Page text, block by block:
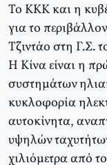
Το ΚΚΚ και η
για το
Τζιντάο στη Γ.Σ.
Η Κίνα είναι η
συστημάτων
κυκλοφορία
αυτοκίνητα,
υψηλών
χιλιόμετρα από